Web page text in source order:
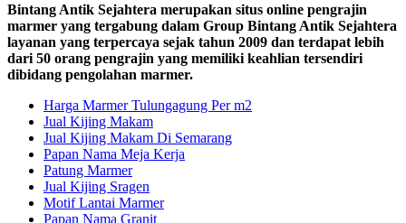
Bintang Antik Sejahtera merupakan situs online pengrajin
marmer yang tergabung dalam Group Bintang Antik Sejahtera
layanan yang terpercaya sejak tahun 2009 dan terdapat lebih
dari 50 orang pengrajin yang memiliki keahlian tersendiri
dibidang pengolahan marmer.
Harga Marmer Tulungagung Per m2
Jual Kijing Makam
Jual Kijing Makam Di Semarang
Papan Nama Meja Kerja
Patung Marmer
Jual Kijing Sragen
Motif Lantai Marmer
Papan Nama Granit